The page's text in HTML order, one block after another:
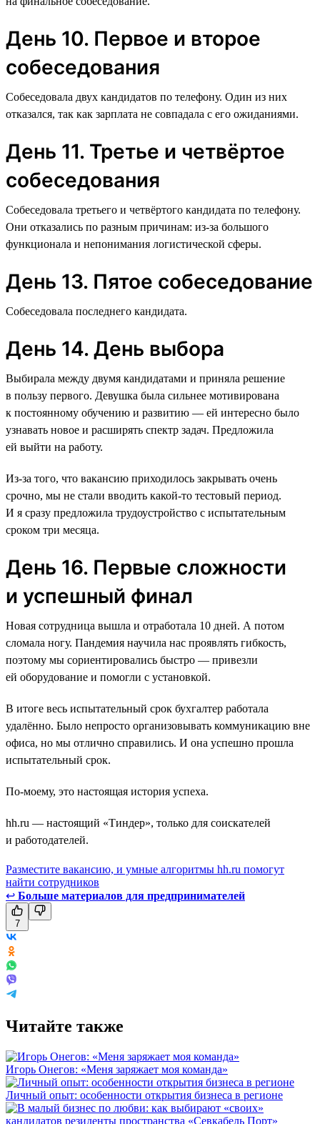
День 10. Первое и второе
собеседования
Собеседовала двух кандидатов по телефону. Один из них
отказался, так как зарплата не совпадала с его ожиданиями.
День 11. Третье и четвёртое
собеседования
Собеседовала третьего и четвёртого кандидата по телефону.
Они отказались по разным причинам: из-за большого
функционала и непонимания логистической сферы.
День 13. Пятое собеседование
Собеседовала последнего кандидата.
День 14. День выбора
Выбирала между двумя кандидатами и приняла решение
в пользу первого. Девушка была сильнее мотивирована
к постоянному обучению и развитию — ей интересно было
узнавать новое и расширять спектр задач. Предложила
ей выйти на работу.
Из-за того, что вакансию приходилось закрывать очень
срочно, мы не стали вводить какой-то тестовый период.
И я сразу предложила трудоустройство с испытательным
сроком три месяца.
День 16. Первые сложности
и успешный финал
Новая сотрудница вышла и отработала 10 дней. А потом
сломала ногу. Пандемия научила нас проявлять гибкость,
поэтому мы сориентировались быстро — привезли
ей оборудование и помогли с установкой.
В итоге весь испытательный срок бухгалтер работала
удалённо. Было непросто организовывать коммуникацию вне
офиса, но мы отлично справились. И она успешно прошла
испытательный срок.
По-моему, это настоящая история успеха.
hh.ru — настоящий «Тиндер», только для соискателей
и работодателей.
Разместите вакансию, и умные алгоритмы hh.ru помогут
найти сотрудников
↩ Больше материалов для предпринимателей
7
Читайте также
Игорь Онегов: «Меня заряжает моя команда»
Личный опыт: особенности открытия бизнеса в регионе